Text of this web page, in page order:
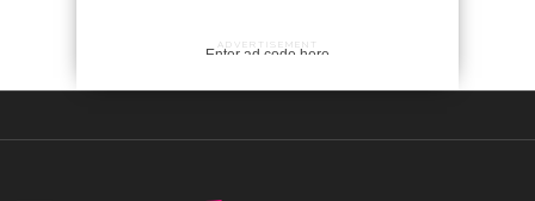
ADVERTISEMENT
Enter ad code here